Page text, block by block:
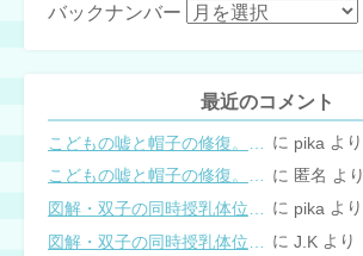
バックナンバー
最近のコメント
に pika より
こどもの嘘と帽子の修復。キャップのツバが破れた時の直し方 に 匿名 より
に pika より
に J.K より